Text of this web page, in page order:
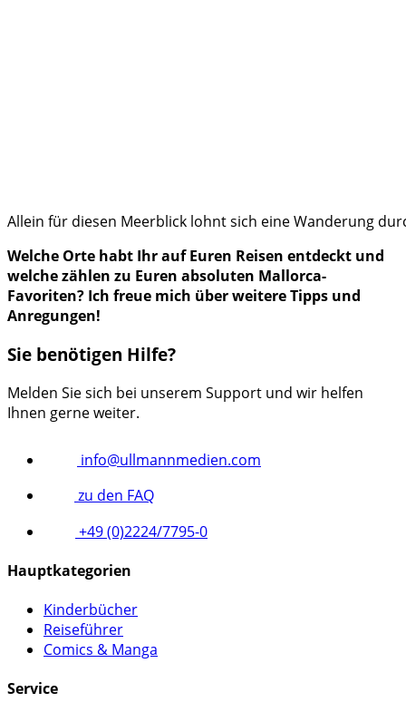
Allein für diesen Meerblick lohnt sich eine Wanderung
Welche Orte habt Ihr auf Euren Reisen entdeckt und
welche zählen zu Euren absoluten Mallorca-
Favoriten? Ich freue mich über weitere Tipps und
Anregungen!
Sie benötigen Hilfe?
Melden Sie sich bei unserem Support und wir helfen
Ihnen gerne weiter.
info@ullmannmedien.com
zu den FAQ
+49 (0)2224/7795-0
Hauptkategorien
Kinderbücher
Reiseführer
Comics & Manga
Service